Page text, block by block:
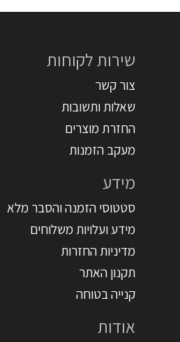
שירות לקוחות
צור קשר
שאלות ותשובות
החזרת מוצרים
מעקב הזמנות
מידע
סטטוסי הזמנה והסבר מלא
מידע ועלויות משלוחים
מדיניות החזרות
תקנון האתר
קנייה בטוחה
אודות